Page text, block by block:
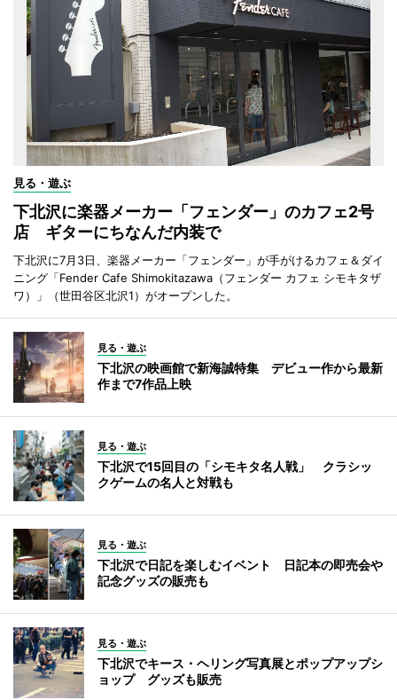
見る・遊ぶ
下北沢に楽器メーカー「フェンダー」のカフェ2号
店 ギターにちなんだ内装で
下北沢に7月3日、楽器メーカー「フェンダー」が手がけるカフェ＆ダイ
ニング「Fender Cafe Shimokitazawa（フェンダー カフェ シモキタザ
ワ）」（世田谷区北沢1）がオープンした。
見る・遊ぶ
下北沢の映画館で新海誠特集 デビュー作から最新
作まで7作品上映
見る・遊ぶ
下北沢で15回目の「シモキタ名人戦」 クラシッ
クゲームの名人と対戦も
見る・遊ぶ
下北沢で日記を楽しむイベント 日記本の即売会や
記念グッズの販売も
見る・遊ぶ
下北沢でキース・ヘリング写真展とポップアップシ
ョップ グッズも販売